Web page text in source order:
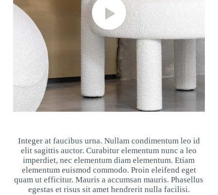
Integer at faucibus urna. Nullam condimentum leo id
elit sagittis auctor. Curabitur elementum nunc a leo
imperdiet, nec elementum diam elementum. Etiam
elementum euismod commodo. Proin eleifend eget
quam ut efficitur. Mauris a accumsan mauris. Phasellus
egestas et risus sit amet hendrerit nulla facilisi.